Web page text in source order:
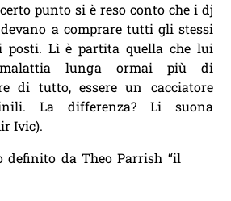
punto si è reso conto che i dj
a comprare tutti gli stessi
posti. Lì è partita quella che lui
lunga ormai più di
di tutto, essere un cacciatore
La differenza? Li suona
Ivic).
definito da Theo Parrish “il